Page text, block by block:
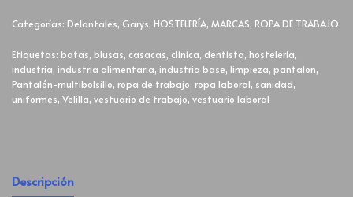
Categorías: Delantales, Garys, HOSTELERÍA, MARCAS, ROPA DE TRABAJO
Etiquetas: batas, blusas, casacas, clinica, dentista, hosteleria,
industria, industria alimentaria, industria base, limpieza, pantalon,
Pantalón-multibolsillo, ropa de trabajo, ropa laboral, sanidad,
uniformes, Velilla, vestuario de trabajo, vestuario laboral
Descripción